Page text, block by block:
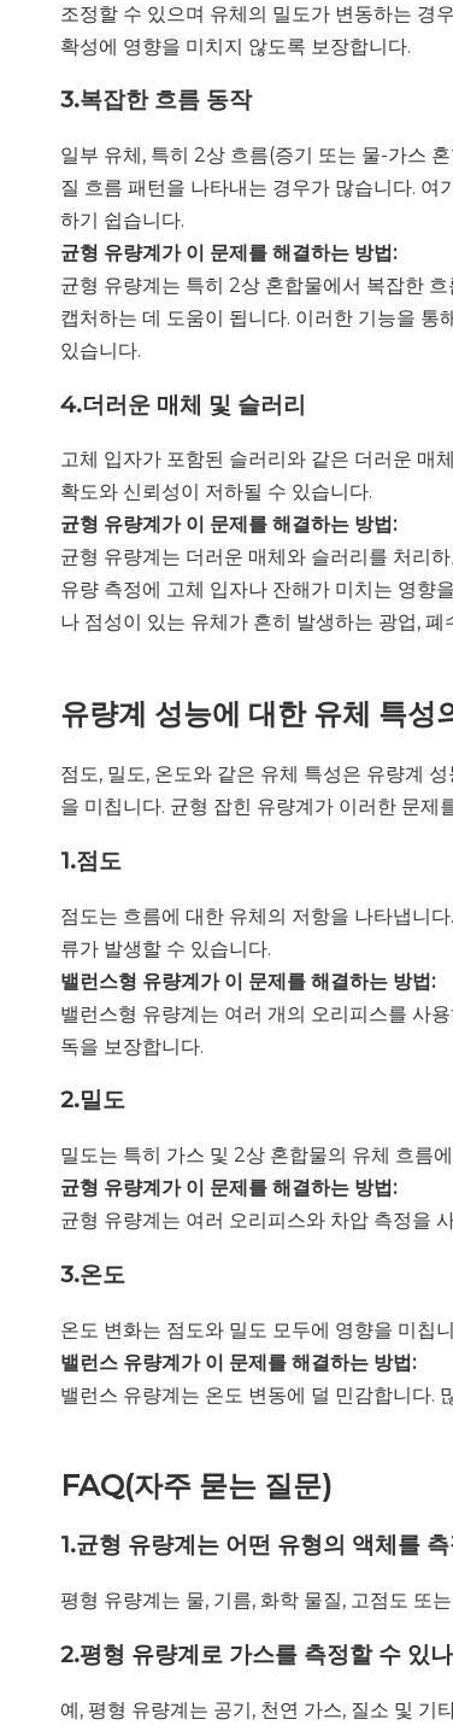
조정할 수 있으며 유체의 밀도가 변동하는 경
확성에 영향을 미치지 않도록 보장합니다.
3.복잡한 흐름 동작
일부 유체, 특히 2상 흐름(증기 또는 물-가스
질 흐름 패턴을 나타내는 경우가 많습니다.
하기 쉽습니다.
균형 유량계가 이 문제를 해결하는 방법:
균형 유량계는 특히 2상 혼합물에서 복잡한
캡처하는 데 도움이 됩니다. 이러한 기능을
있습니다.
4.더러운 매체 및 슬러리
고체 입자가 포함된 슬러리와 같은 더러운 매
확도와 신뢰성이 저하될 수 있습니다.
균형 유량계가 이 문제를 해결하는 방법:
균형 유량계는 더러운 매체와 슬러리를 처리
유량 측정에 고체 입자나 잔해가 미치는 영향
나 점성이 있는 유체가 흔히 발생하는 광업,
유량계 성능에 대한 유체 특성
점도, 밀도, 온도와 같은 유체 특성은 유량계
을 미칩니다. 균형 잡힌 유량계가 이러한 문제
1.점도
점도는 흐름에 대한 유체의 저항을 나타냅니
류가 발생할 수 있습니다.
밸런스형 유량계가 이 문제를 해결하는 방법:
밸런스형 유량계는 여러 개의 오리피스를 사
독을 보장합니다.
2.밀도
밀도는 특히 가스 및 2상 혼합물의 유체 흐름
균형 유량계가 이 문제를 해결하는 방법:
균형 유량계는 여러 오리피스와 차압 측정을
3.온도
온도 변화는 점도와 밀도 모두에 영향을 미칩
밸런스 유량계가 이 문제를 해결하는 방법:
밸런스 유량계는 온도 변동에 덜 민감합니다.
FAQ(자주 묻는 질문)
1.균형 유량계는 어떤 유형의 액체를
평형 유량계는 물, 기름, 화학 물질, 고점도 또
2.평형 유량계로 가스를 측정할 수 있
예, 평형 유량계는 공기, 천연 가스, 질소 및 기